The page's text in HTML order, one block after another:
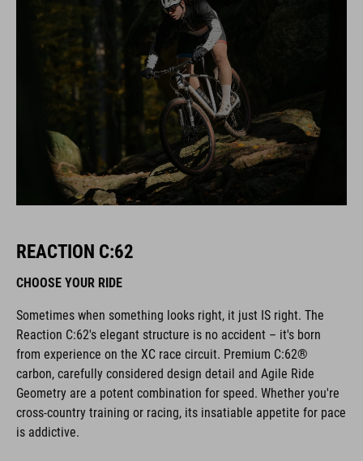
REACTION C:62
CHOOSE YOUR RIDE
Sometimes when something looks right, it just IS right. The
Reaction C:62's elegant structure is no accident – it's born
from experience on the XC race circuit. Premium C:62®
carbon, carefully considered design detail and Agile Ride
Geometry are a potent combination for speed. Whether you're
cross-country training or racing, its insatiable appetite for pace
is addictive.